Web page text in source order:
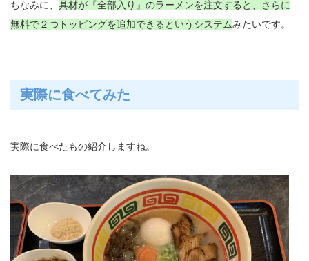
ちなみに、 具材が『全部入り』のラーメンを注文すると、さらに
無料で２つトッピングを追加できるというシステムみたいです。
実際に食べてみた
実際に食べたもの紹介しますね。